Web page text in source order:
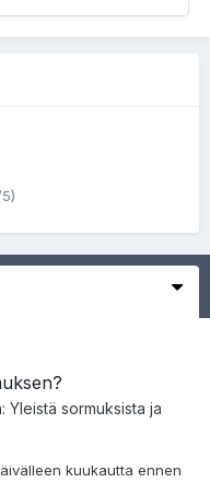
Yleistä sormuksista ja
kuukautta ennen